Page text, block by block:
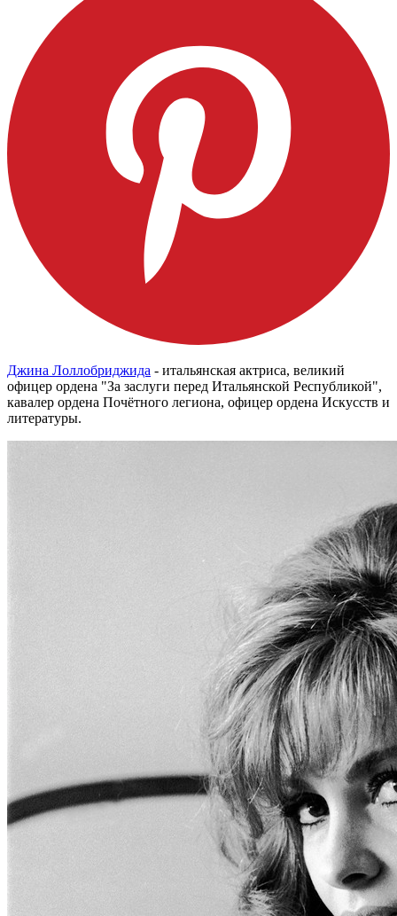
Джина Лоллобриджида - итальянская актриса, великий
офицер ордена "За заслуги перед Итальянской Республикой",
кавалер ордена Почётного легиона, офицер ордена Искусств и
литературы.